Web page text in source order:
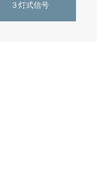
３灯式信号